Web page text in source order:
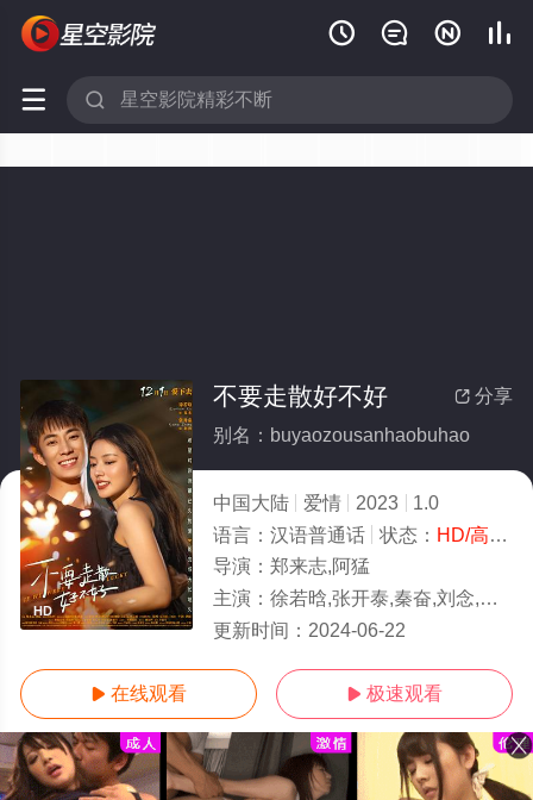
   
 
HD
 分享
不要走散好不好
别名：buyaozousanhaobuhao
中国大陆 爱情 2023
1.0
语言： 汉语普通话 状态： HD/高清
导演： 郑来志,阿猛
主演： 徐若晗,张开泰,秦奋,刘念,李立群,范明,克拉拉,牛莉,梁超,孙子钧,赵翊骁,李元元,刘金龙,黄
更新时间： 2024-06-22
 在线观看  极速观看